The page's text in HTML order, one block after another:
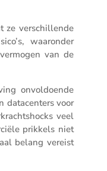
ze verschil­lende
waaronder
van de
onvol­doende
datacen­ters voor
veel
prikkels niet
belang vereist